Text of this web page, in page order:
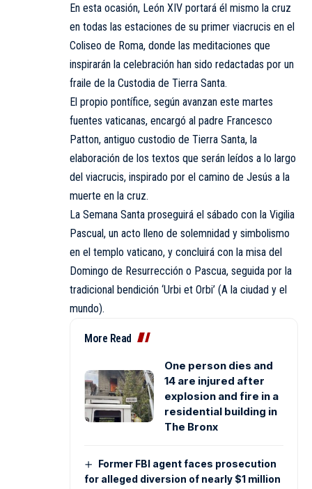
En esta ocasión, León XIV portará él mismo la cruz
en todas las estaciones de su primer viacrucis en el
Coliseo de Roma, donde las meditaciones que
inspirarán la celebración han sido redactadas por un
fraile de la Custodia de Tierra Santa.
El propio pontífice, según avanzan este martes
fuentes vaticanas, encargó al padre Francesco
Patton, antiguo custodio de Tierra Santa, la
elaboración de los textos que serán leídos a lo largo
del viacrucis, inspirado por el camino de Jesús a la
muerte en la cruz.
La Semana Santa proseguirá el sábado con la Vigilia
Pascual, un acto lleno de solemnidad y simbolismo
en el templo vaticano, y concluirá con la misa del
Domingo de Resurrección o Pascua, seguida por la
tradicional bendición ‘Urbi et Orbi’ (A la ciudad y el
mundo).
More Read
One person dies and
14 are injured after
explosion and fire in a
residential building in
The Bronx
Former FBI agent faces prosecution
for alleged diversion of nearly $1 million